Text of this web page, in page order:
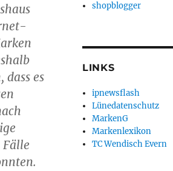
es
shopblogger
LINKS
ipnewsflash
Lünedatenschutz
MarkenG
Markenlexikon
TC Wendisch Evern